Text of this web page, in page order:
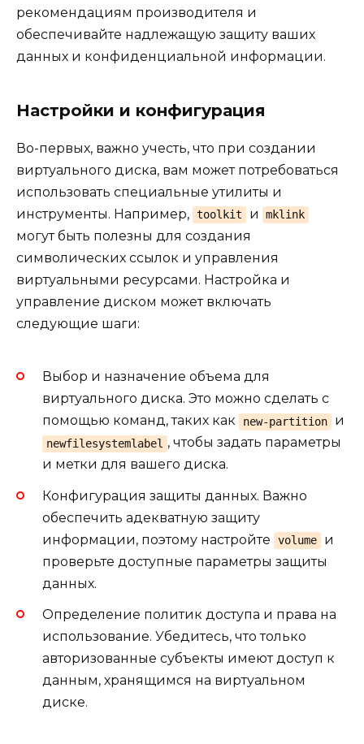
рекомендациям производителя и
обеспечивайте надлежащую защиту ваших
данных и конфиденциальной информации.
Настройки и конфигурация
Во-первых, важно учесть, что при создании
виртуального диска, вам может потребоваться
использовать специальные утилиты и
инструменты. Например, toolkit и mklink
могут быть полезны для создания
символических ссылок и управления
виртуальными ресурсами. Настройка и
управление диском может включать
следующие шаги:
Выбор и назначение объема для
виртуального диска. Это можно сделать с
помощью команд, таких как
new-partition и
newfilesystemlabel , чтобы задать параметры
и метки для вашего диска.
Конфигурация защиты данных. Важно
обеспечить адекватную защиту
информации, поэтому настройте
volume
и
проверьте доступные параметры защиты
данных.
Определение политик доступа и права на
использование. Убедитесь, что только
авторизованные субъекты имеют доступ к
данным, хранящимся на виртуальном
диске.